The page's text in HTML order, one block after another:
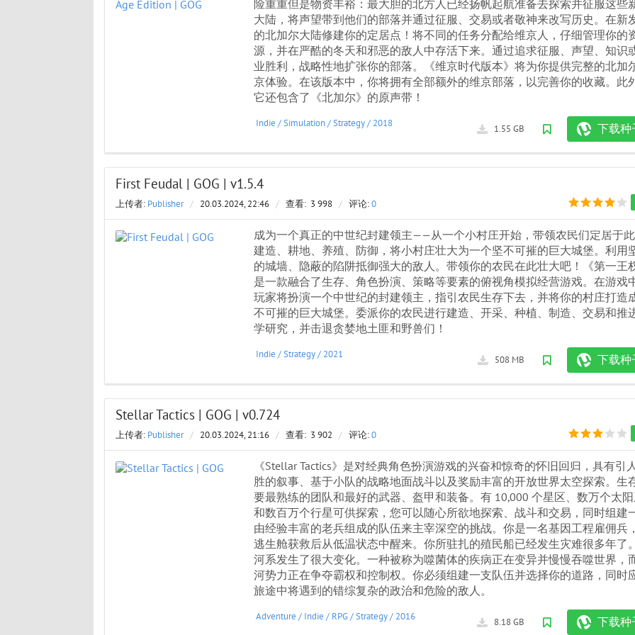
险重重但是物资丰裕：最大胆的北方人已经扬帆起航准备去探索并征服这些
大陆，将声望带到他们的部落并通过征服、交易或者敬神来改写历史。在新
的北加尔大陆修建你的定居点！将不同的任务分配给维京人，仔细管理你的
源，并在严酷的冬天和邪恶的敌人中存活下来。通过追求征服、声望、知识
业胜利，战略性地扩张你的部落。《维京时代版本》将为你提供完整的北加
京体验。在该版本中，你将拥有全部额外的维京部落，以完善你的收藏。此
它还包含了《北加尔》的原声带！
下载种
1.55 GB
Indie /Simulation/Strategy/ 2018
First Feudal | GOG | v1.5.4
上传者: Publisher / 20.03.2024, 22:46 / 查看: 3 998 / 评论:0
成为一个真正的中世纪封建领主——从一个小村庄开始，带领农民们定居于
建造、耕地、养殖、防御，将小村庄壮大为一个坚不可摧的巨大城堡。利用
的城墙、隐蔽的陷阱抵御强大的敌人。带领你的农民在此壮大吧！《第一王
是一款融合了生存、角色扮演、策略等要素的俯视角模拟经营游戏。在游戏
玩家将扮演一个中世纪的封建领主，指引农民生存下去，并将你的村庄打造
不可摧的巨大城堡。委派你的农民进行建造、开采、种植、制造、交易和推
学研究，并击退贪婪地土匪和野兽们！
下载种
508 MB
Indie /Strategy/ 2021
Stellar Tactics | GOG | v0.724
上传者: Publisher / 20.03.2024, 21:16 / 查看: 3 902 / 评论:0
《Stellar Tactics》是对经典角色扮演游戏的兴奋和惊奇的怀旧回归，具有引
胜的叙事、基于小队的战略地面战斗以及奖励丰富的开放世界太空探索。生
要最熟练的团队和最好的武器、盔甲和装备。有 10,000 个星区、数万个太
和数百万个行星可供探索，您可以随心所欲地探索、战斗和交易，同时组建
由经验丰富的老兵组成的队伍来主宰深空的挑战。你是一名基因工程雇佣兵
逃生舱获救后从低温状态中醒来。你所驻扎的殖民船已经发生灾难很多年了
河系发生了很大变化。一种被称为噬菌体的疾病正在变异并慢慢吞噬世界，
河势力正在争夺霸权和控制权。你必须组建一支队伍并选择你的道路，同时
旅途中将遇到的错综复杂的政治和危险的敌人。
下载种
8.18 GB
Adventure / Indie / RPG/Strategy/ 2016